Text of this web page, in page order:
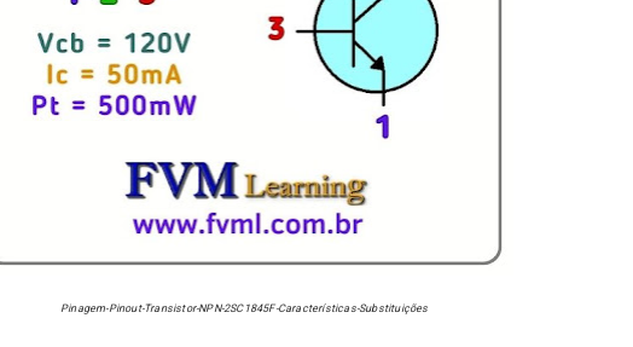
Pinagem-Pinout-Transistor-NPN-2SC1845F-Características-Substituições